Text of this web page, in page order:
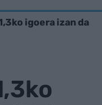
igoera izan da